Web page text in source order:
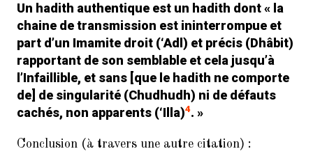
Othman AlOmaridansLa science
du Hadith chez les Chiites Imamites
: Introduction (1/15)
ibdansLe Coran : Un message
crypté !
muslimdans La science du Hadith
Introduction (1/15)
Un hadith authentique est un hadith dont « la
chaine de transmission est ininterrompue et
part d’un Imamite droit (‘Adl ) et précis (Dhâbit)
rapportant de son semblable et cela jusqu’à
l’Infaillible, et sans [que le hadith ne comporte
de] de singularité (Chudhudh) ni de défauts
cachés, non apparents (‘Illa)4. »
Conclusion (à travers une autre citation) :